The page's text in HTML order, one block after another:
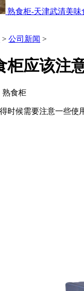
熟食柜-天津武清美味
> 公司新闻 >
柜应该注
熟食柜
得时候需要注意一些使